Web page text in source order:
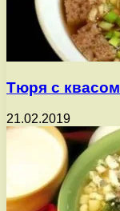
Тюря с квасом
21.02.2019